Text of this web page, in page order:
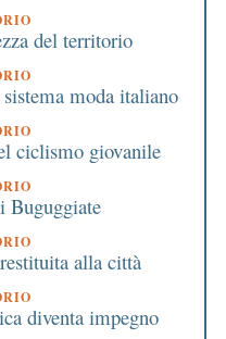
del territorio
moda italiano
ciclismo giovanile
Buguggiate
alla città
diventa impegno